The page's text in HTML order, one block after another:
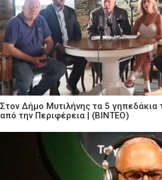
Στον Δήμο Μυτιλήνης τα 5 γηπεδάκια
από την Περιφέρεια | (ΒΙΝΤΕΟ)